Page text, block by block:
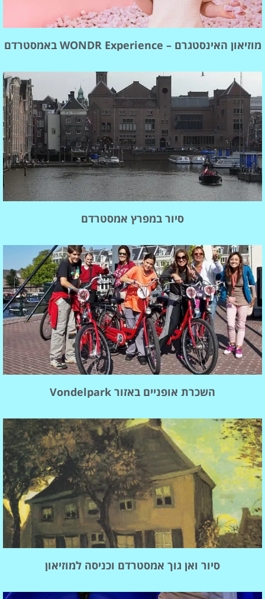
מוזיאון האינסטגרם – WONDR Experience באמסטרדם
סיור במפרץ אמסטרדם
השכרת אופניים באזור Vondelpark
סיור ואן גוך אמסטרדם וכניסה למוזיאון